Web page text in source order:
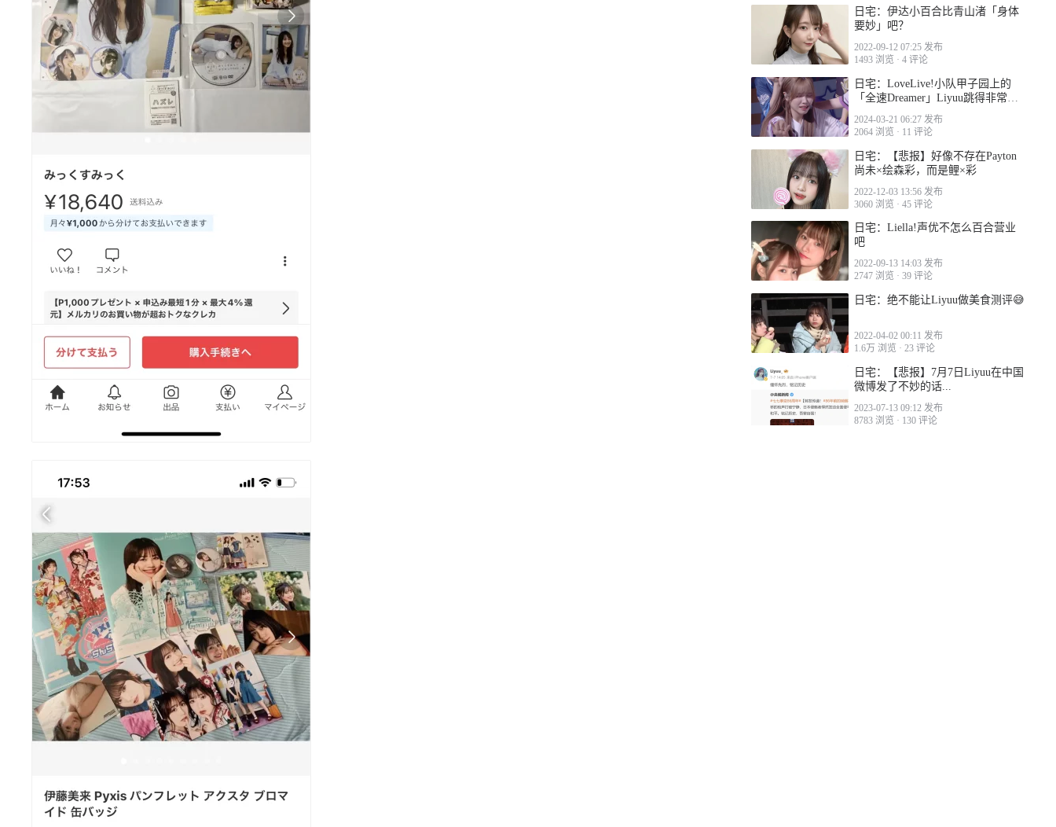
日宅：伊达小百合比青山渚「身体
要妙」吧？
2022-09-12 07:25 发布
1493 浏览 · 4 评论
日宅：LoveLive!小队甲子园上的
「全速Dreamer」Liyuu跳得非常开
心，就是好像很累w
2024-03-21 06:27 发布
2064 浏览 · 11 评论
日宅：【悲报】好像不存在Payton
尚未×绘森彩，而是鲤×彩
2022-12-03 13:56 发布
3060 浏览 · 45 评论
日宅：Liella!声优不怎么百合营业
吧
2022-09-13 14:03 发布
2747 浏览 · 39 评论
日宅：绝不能让Liyuu做美食测评😅
2022-04-02 00:11 发布
1.6万 浏览 · 23 评论
日宅：【悲报】7月7日Liyuu在中国
微博发了不妙的话...
2023-07-13 09:12 发布
8783 浏览 · 130 评论